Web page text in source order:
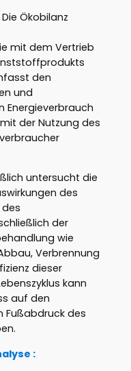
Die Ökobilanz
mit dem Vertrieb
den
und
Energieverbrauch
der Nutzung des
untersucht die
des
des
der
wie
Verbrennung
dieser
kann
auf den
Fußabdruck des
: